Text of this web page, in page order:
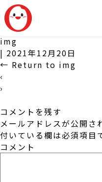
img
| 2021年12月20日
← Return to img
‹
›
コメントを残す
メールアドレスが公開さ
付いている欄は必須項目
コメント